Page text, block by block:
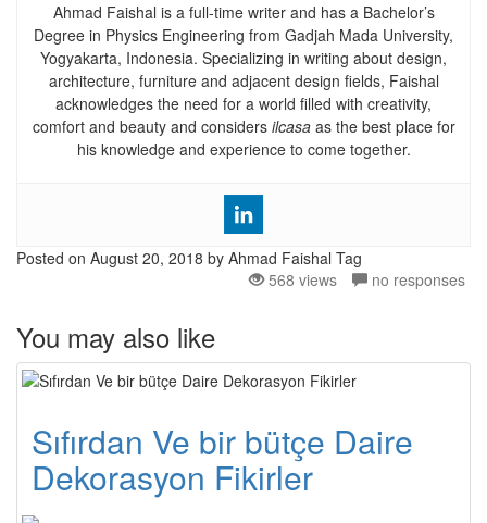
Ahmad Faishal is a full-time writer and has a Bachelor’s
Degree in Physics Engineering from Gadjah Mada University,
Yogyakarta, Indonesia. Specializing in writing about design,
architecture, furniture and adjacent design fields, Faishal
acknowledges the need for a world filled with creativity,
comfort and beauty and considers ilcasaas the best place for
his knowledge and experience to come together.
Posted on August 20, 2018 by Ahmad Faishal Tag
568 views
no responses
You may also like
Sıfırdan Ve bir bütçe Daire
Dekorasyon Fikirler